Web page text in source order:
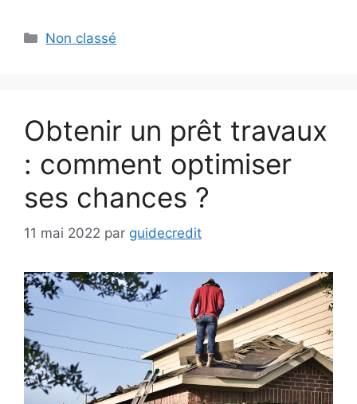
Catégories
Non classé
Obtenir un prêt travaux
: comment optimiser
ses chances ?
11 mai 2022 par guidecredit